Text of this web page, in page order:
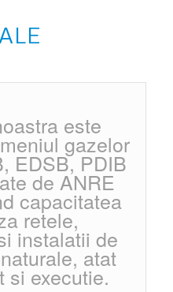
este
gazelor
EDSB, PDIB
de ANRE
capacitatea
retele,
instalatii de
atat
si executie.